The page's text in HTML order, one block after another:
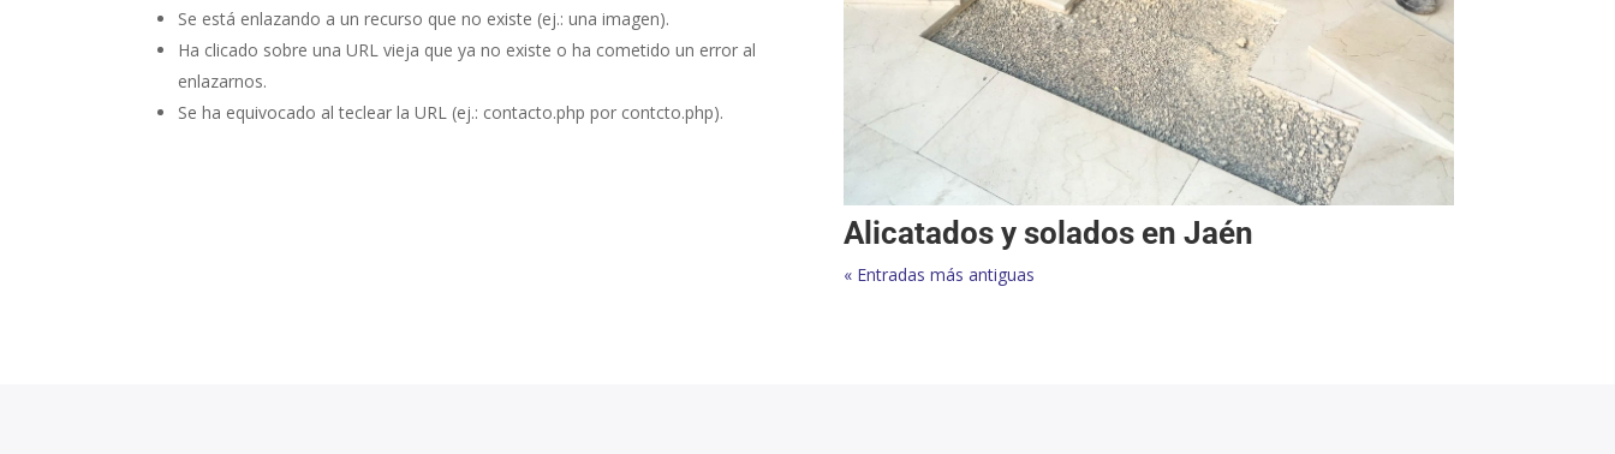
Se está enlazando a un recurso que no existe (ej.: una imagen).
Ha clicado sobre una URL vieja que ya no existe o ha cometido un error al
enlazarnos.
Se ha equivocado al teclear la URL (ej.: contacto.php por contcto.php).
Alicatados y solados en Jaén
« Entradas más antiguas